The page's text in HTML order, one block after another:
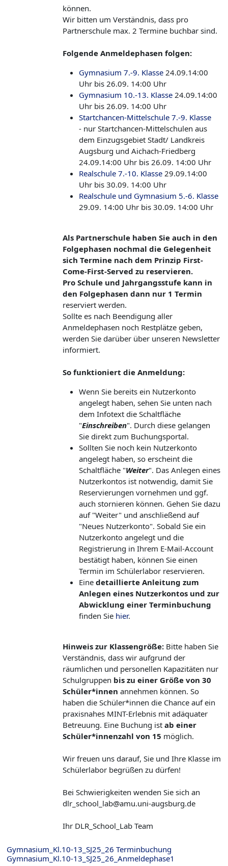
können.
Wir bitten um Verständnis, dass pro
Partnerschule max. 2 Termine buchbar sind.
Folgende Anmeldephasen folgen:
Gymnasium 7.-9. Klasse 24.09.14:00
Uhr bis 26.09. 14:00 Uhr
Gymnasium 10.-13. Klasse 24.09.14:00
Uhr bis 26.09. 14:00 Uhr
Startchancen-Mittelschule 7.-9. Klasse
- nur Startchancen-Mittelschulen aus
dem Einzugsgebiet Stadt/ Landkreis
Augsburg und Aichach-Friedberg
24.09.14:00 Uhr bis 26.09. 14:00 Uhr
Realschule 7.-10. Klasse 29.09.14:00
Uhr bis 30.09. 14:00 Uhr
Realschule und Gymnasium 5.-6. Klasse
29.09. 14:00 Uhr bis 30.09. 14:00 Uhr
Als Partnerschule haben Sie auch in den
Folgephasen nochmal die Gelegenheit
sich Termine nach dem Prinzip First-
Come-First-Served zu reservieren.
Pro Schule und Jahrgangsstufe kann in
den Folgephasen dann nur 1 Termin
reserviert werden.
Sollte es nach Beendigung aller
Anmeldephasen noch Restplätze geben,
werden Sie darüber über unseren Newsletter
informiert.
So funktioniert die Anmeldung:
Wenn Sie bereits ein Nutzerkonto
angelegt haben, sehen Sie unten nach
dem Infotext die Schaltfläche
"Einschreiben". Durch diese gelangen
Sie direkt zum Buchungsportal.
Sollten Sie noch kein Nutzerkonto
angelegt haben, so erscheint die
Schaltfläche "Weiter". Das Anlegen eines
Nutzerkontos ist notwendig, damit Sie
Reservierungen vornehmen und ggf.
auch stornieren können. Gehen Sie dazu
auf "Weiter" und anschließend auf
"Neues Nutzerkonto". Sobald Sie ein
Nutzerkonto angelegt und die
Registrierung in Ihrem E-Mail-Account
bestätigt haben, können Sie einen
Termin im Schülerlabor reservieren.
Eine detaillierte Anleitung zum
Anlegen eines Nutzerkontos und zur
Abwicklung einer Terminbuchung
finden Sie hier.
Hinweis zur Klassengröße: Bitte haben Sie
Verständnis, dass wir aufgrund der
räumlichen und personellen Kapazitäten nur
Schulgruppen bis zu einer Größe von 30
Schüler*innen annehmen können. So
haben die Schüler*innen die Chance auf ein
praxisnahes MINT-Erlebnis mit adäquater
Betreuung. Eine Buchung ist ab einer
Schüler*innenzahl von 15 möglich.
Wir freuen uns darauf, Sie und Ihre Klasse im
Schülerlabor begrüßen zu dürfen!
Bei Schwierigkeiten wenden Sie sich an
dlr_school_lab@amu.uni-augsburg.de
Ihr DLR_School_Lab Team
Gymnasium_Kl.10-13_SJ25_26 Terminbuchung
Gymnasium_Kl.10-13_SJ25_26_Anmeldephase1